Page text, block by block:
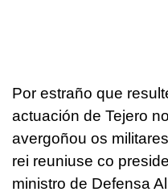
Por estraño que
actuación de Tejero
avergoñou os
rei reuniuse co
ministro de Defensa